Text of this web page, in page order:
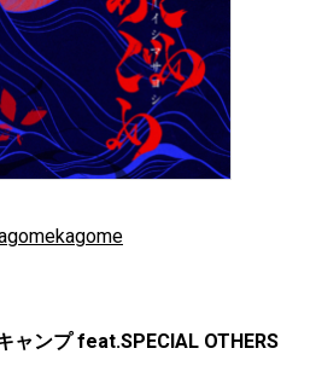
ャンプ feat.SPECIAL OTHERS